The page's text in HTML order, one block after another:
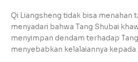
Qi Liangsheng tidak bisa menahan
menyadari bahwa Tang Shubai
menyimpan dendam terhadap
menyebabkan kelalaiannya kepada